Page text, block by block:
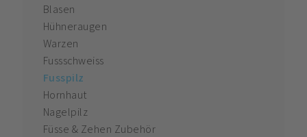
Blasen
Hühneraugen
Warzen
Fussschweiss
Fusspilz
Hornhaut
Nagelpilz
Füsse & Zehen Zubehör